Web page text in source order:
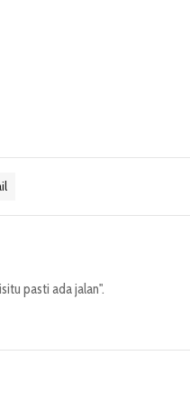
pasti ada jalan".